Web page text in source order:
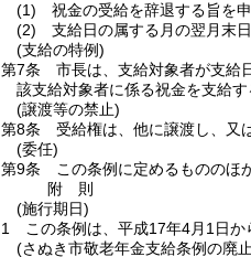
(1)
祝金の受給を辞退する旨を申
(2)
支給日の属する月の翌月末
(支給の特例)
第7条
市長は、支給対象者が支給
該支給対象者に係る祝金を支給す
(譲渡等の禁止)
第8条
受給権は、他に譲渡し、又
(委任)
第9条
この条例に定めるもののほ
附 則
(施行期日)
1
この条例は、平成17年4月1日か
(さぬき市敬老年金支給条例の廃